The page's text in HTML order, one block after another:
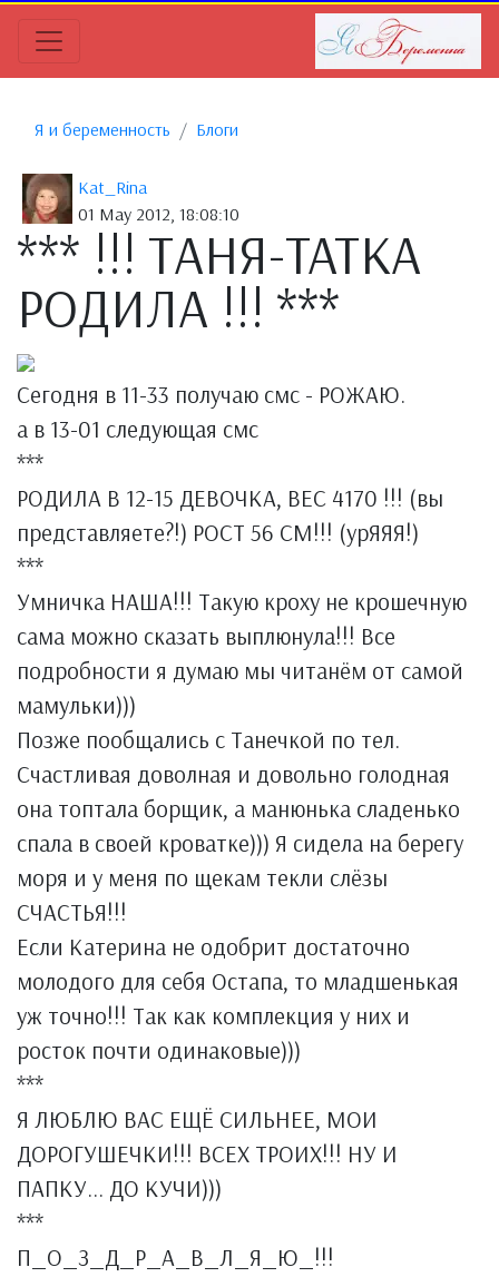
Я и беременность Блоги
Kat_Rina
01 May 2012, 18:08:10
*** !!! ТАНЯ-TATKA
РОДИЛА !!! ***
Сегодня в 11-33 получаю смс - РОЖАЮ.
а в 13-01 следующая смс
***
РОДИЛА В 12-15 ДЕВОЧКА, ВЕС 4170 !!! (вы
представляете?!) РОСТ 56 СМ!!! (урЯЯЯ!)
***
Умничка НАША!!! Такую кроху не крошечную
сама можно сказать выплюнула!!! Все
подробности я думаю мы читанём от самой
мамульки)))
Позже пообщались с Танечкой по тел.
Счастливая доволная и довольно голодная
она топтала борщик, а манюнька сладенько
спала в своей кроватке))) Я сидела на берегу
моря и у меня по щекам текли слёзы
СЧАСТЬЯ!!!
Если Катерина не одобрит достаточно
молодого для себя Остапа, то младшенькая
уж точно!!! Так как комплекция у них и
росток почти одинаковые)))
***
Я ЛЮБЛЮ ВАС ЕЩЁ СИЛЬНЕЕ, МОИ
ДОРОГУШЕЧКИ!!! ВСЕХ ТРОИХ!!! НУ И
ПАПКУ... ДО КУЧИ)))
***
П_О_З_Д_Р_А_В_Л_Я_Ю_!!!